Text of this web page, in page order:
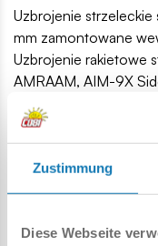
Zustimmung
Diese Webseite
Uzbrojenie strzeleckie
mm zamontowane
Uzbrojenie rakietowe
AMRAAM, AIM-9X
wewnętrznych
powietrze-powietrze
do niszczenia celów
JSOW lub GBU-39
przeciwpancerne
Za cenę utraty